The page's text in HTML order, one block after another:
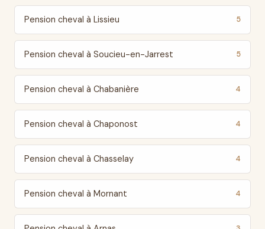
Pension cheval à Lissieu 5
Pension cheval à Soucieu-en-Jarrest 5
Pension cheval à Chabanière 4
Pension cheval à Chaponost 4
Pension cheval à Chasselay 4
Pension cheval à Mornant 4